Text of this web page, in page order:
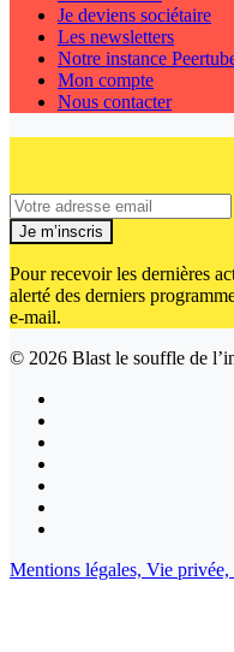
Je deviens sociétaire
Les newsletters
Notre instance
Mon compte
Nous contacter
Je m’inscris
Pour recevoir les dernières
alerté des derniers
e-mail.
© 2026 Blast le souffle de
Mentions légales, Vie privée,